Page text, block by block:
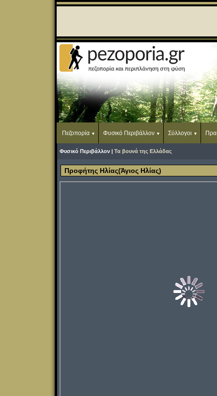
Πεζοπορία Φυσικό Περιβάλλον Σύλλογοι
Φυσικό Περιβάλλον | Τα βουνά της Ελλάδας
Προφήτης Ηλίας(Άγιος Ηλίας)